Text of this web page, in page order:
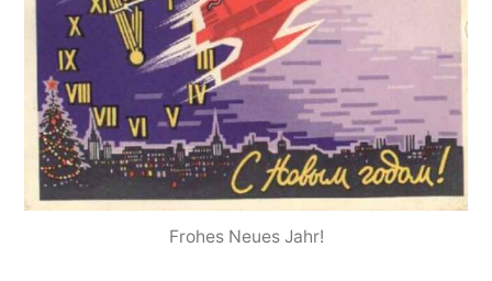
Frohes Neues Jahr!